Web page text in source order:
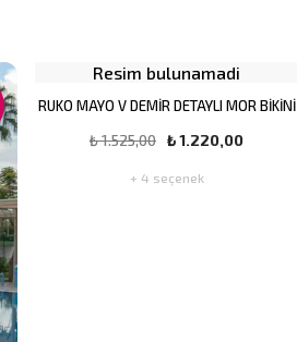
Resim bulunamadi
RUKO MAYO V DEMİR DETAYLI MOR BİKİNİ
₺ 1.525,00 ₺ 1.220,00
+ 4 seçenek